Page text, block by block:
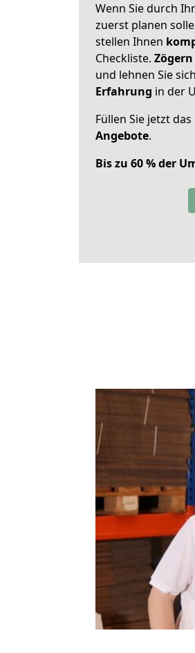
Wenn Sie durch
zuerst planen
stellen Ihnen
Checkliste.
und lehnen Sie
Erfahrung in der
Füllen Sie jetzt
Angebote.
Bis zu 60 % der